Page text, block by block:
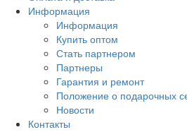
Информация
Информация
Купить оптом
Стать партнером
Партнеры
Гарантия и ремонт
Положение о подарочных
Новости
Контакты